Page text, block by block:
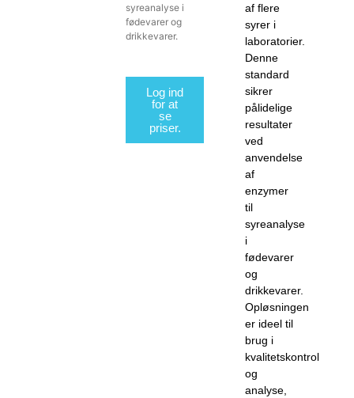
syreanalyse i
fødevarer og
drikkevarer.
Log ind
for at
se
priser.
af flere
syrer i
laboratorier.
Denne
standard
sikrer
pålidelige
resultater
ved
anvendelse
af
enzymer
til
syreanalyse
i
fødevarer
og
drikkevarer.
Opløsningen
er ideel til
brug i
kvalitetskontrol
og
analyse,